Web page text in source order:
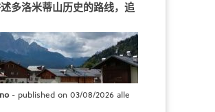
多洛米蒂山历史的路线，追
- published on 03/08/2026 alle